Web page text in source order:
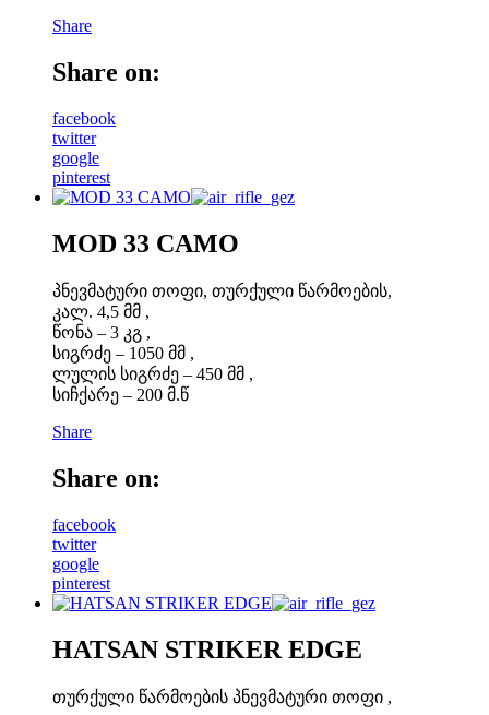
Share
Share on:
facebook
twitter
google
pinterest
MOD 33 CAMO
პნევმატური თოფი, თურქული წარმოების,
კალ. 4,5 მმ ,
წონა – 3 კგ ,
სიგრძე – 1050 მმ ,
ლულის სიგრძე – 450 მმ ,
სიჩქარე – 200 მ.წ
Share
Share on:
facebook
twitter
google
pinterest
HATSAN STRIKER EDGE
თურქული წარმოების პნევმატური თოფი ,